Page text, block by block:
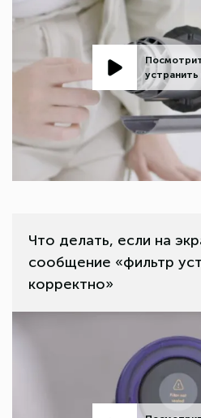
Что делать, если на
сообщение «фильтр
корректно»